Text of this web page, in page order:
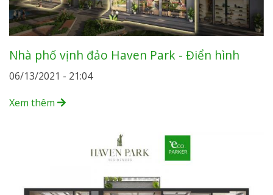
Nhà phố vịnh đảo Haven Park - Điển hình
06/13/2021 - 21:04
Xem thêm